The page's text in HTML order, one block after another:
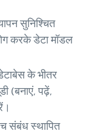
सुनिश्चित
करके डेटा मॉडल
के भीतर
(बनाएं, पढ़ें,
संबंध स्थापित